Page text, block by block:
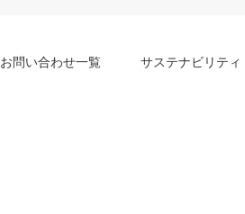
お問い合わせ一覧 サステナビリティ